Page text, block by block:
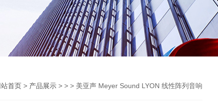
首页 > 产品展示 > > > 美亚声 Meyer Sound LYON 线性阵列音响